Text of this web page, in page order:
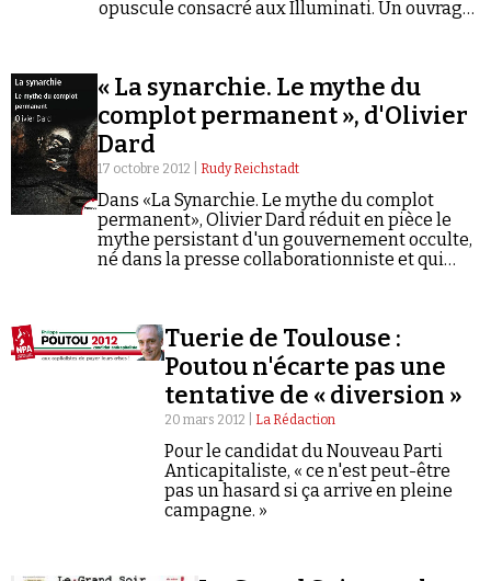
Se connecter
opuscule consacré aux Illuminati. Un ouvrage
« La synarchie. Le mythe du
complot permanent », d'Olivier
Dard
17 octobre 2012 | Rudy Reichstadt
Dans «La Synarchie. Le mythe du complot
permanent», Olivier Dard réduit en pièce le
mythe persistant d'un gouvernement occulte,
né dans la presse collaborationniste et qui
Tuerie de Toulouse :
Poutou n'écarte pas une
tentative de « diversion »
20 mars 2012 | La Rédaction
Pour le candidat du Nouveau Parti
Anticapitaliste, « ce n'est peut-être
pas un hasard si ça arrive en pleine
campagne. »